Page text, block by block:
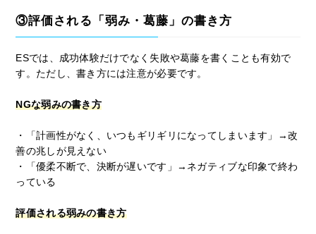
③評価される「弱み・葛藤」の書き方
ESでは、成功体験だけでなく失敗や葛藤を書くことも有効で
す。ただし、書き方には注意が必要です。
NGな弱みの書き方
・「計画性がなく、いつもギリギリになってしまいます」→改
善の兆しが見えない
・「優柔不断で、決断が遅いです」→ネガティブな印象で終わ
っている
評価される弱みの書き方